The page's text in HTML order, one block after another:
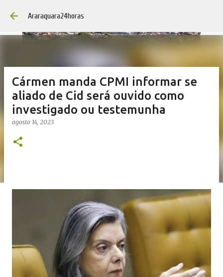
Araraquara24horas
Cármen manda CPMI informar se
aliado de Cid será ouvido como
investigado ou testemunha
agosto 14, 2023